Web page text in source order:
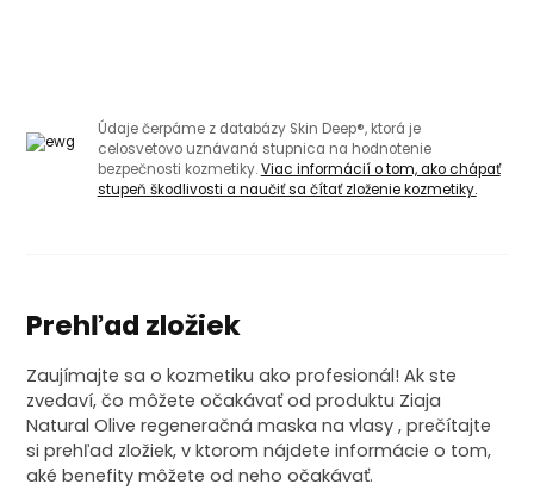
Údaje čerpáme z databázy Skin Deep®, ktorá je
celosvetovo uznávaná stupnica na hodnotenie
bezpečnosti kozmetiky.Viac informácií o tom, ako chápať
stupeň škodlivosti a naučiť sa čítať zloženie kozmetiky.
Prehľad zložiek
Zaujímajte sa o kozmetiku ako profesionál! Ak ste
zvedaví, čo môžete očakávať od produktu Ziaja
Natural Olive regeneračná maska na vlasy , prečítajte
si prehľad zložiek, v ktorom nájdete informácie o tom,
aké benefity môžete od neho očakávať.